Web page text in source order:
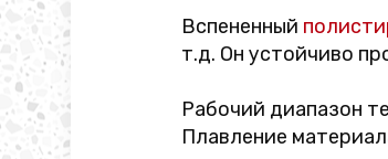
Вспененный
т.д. Он устойчиво
Рабочий диапазон
Плавление